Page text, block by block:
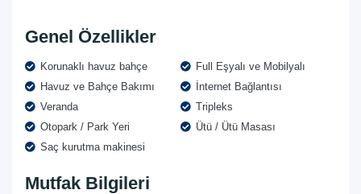
Genel Özellikler
Korunaklı havuz bahçe
Full Eşyalı ve Mobilyalı
Havuz ve Bahçe Bakımı
İnternet Bağlantısı
Veranda
Tripleks
Otopark / Park Yeri
Ütü / Ütü Masası
Saç kurutma makinesi
Mutfak Bilgileri